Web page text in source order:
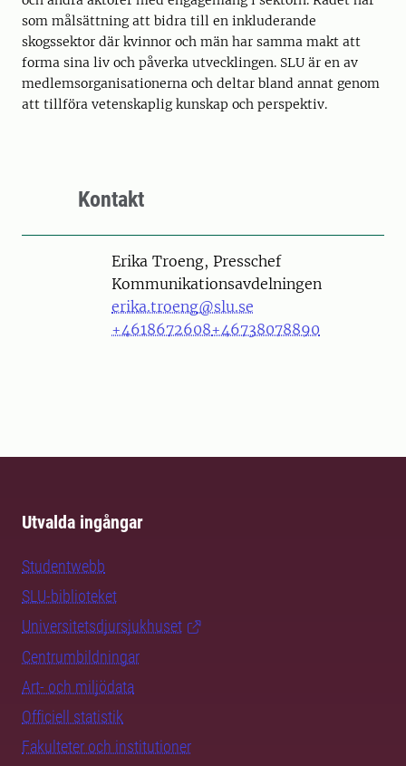
som målsättning att bidra till en inkluderande
skogssektor där kvinnor och män har samma makt att
forma sina liv och påverka utvecklingen. SLU är en av
medlemsorganisationerna och deltar bland annat genom
att tillföra vetenskaplig kunskap och perspektiv.
Kontakt
PersonErika Troeng, Presschef
Kommunikationsavdelningen
erika.troeng@slu.se
+4618672608+46738078890
Utvalda ingångar
Studentwebb
SLU-biblioteket
Universitetsdjursjukhuset
Centrumbildningar
Art- och miljödata
Officiell statistik
Fakulteter och institutioner